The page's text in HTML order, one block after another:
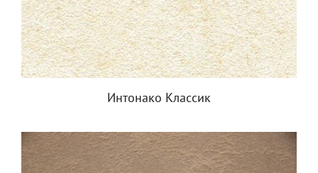
Интонако Классик